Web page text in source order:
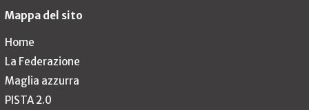
Mappa del sito
Home
La Federazione
Maglia azzurra
PISTA 2.0